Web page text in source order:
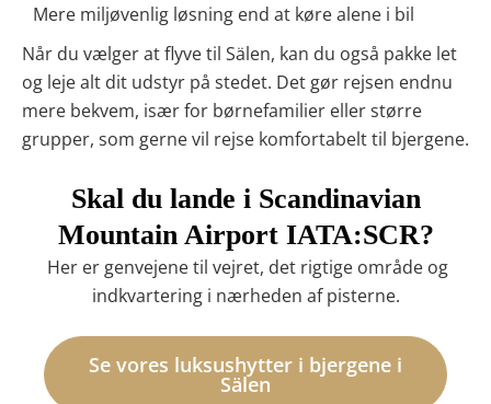
Mere miljøvenlig løsning end at køre alene i bil
Når du vælger at flyve til Sälen, kan du også pakke let
og leje alt dit udstyr på stedet. Det gør rejsen endnu
mere bekvem, især for børnefamilier eller større
grupper, som gerne vil rejse komfortabelt til bjergene.
Skal du lande i Scandinavian
Mountain Airport IATA:SCR?
Her er genvejene til vejret, det rigtige område og
indkvartering i nærheden af pisterne.
Se vores luksushytter i bjergene i
Sälen